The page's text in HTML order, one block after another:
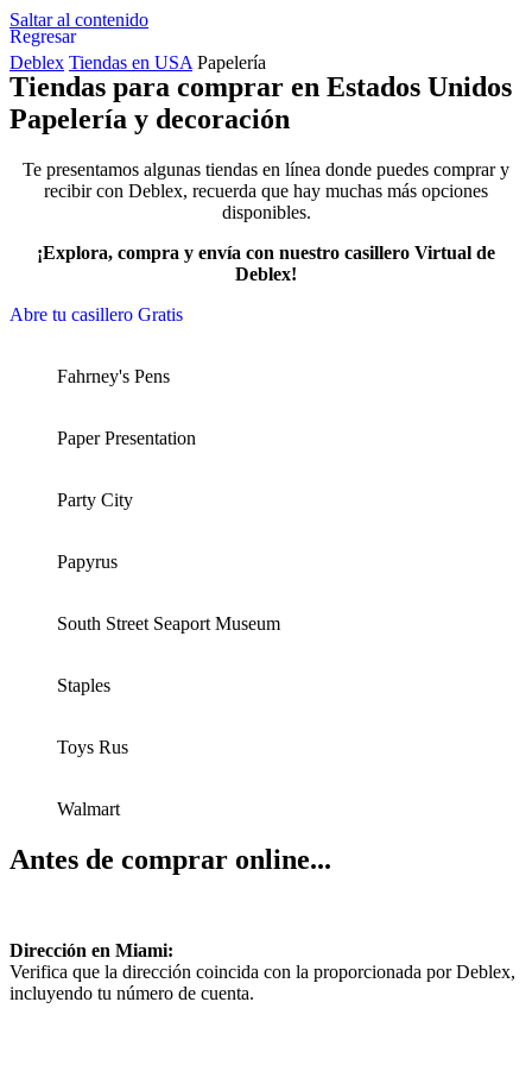
Saltar al contenido
Deblex Tiendas en USA Papelería
Regresar
Tiendas para comprar en Estados Unidos
Papelería y decoración
Te presentamos algunas tiendas en línea donde puedes comprar y
recibir con Deblex, recuerda que hay muchas más opciones
disponibles.
¡Explora, compra y envía con nuestro casillero Virtual de
Deblex!
Abre tu casillero Gratis
Fahrney's Pens
Paper Presentation
Party City
Papyrus
South Street Seaport Museum
Staples
Toys Rus
Walmart
Antes de comprar online...
Dirección en Miami:
Verifica que la dirección coincida con la proporcionada por Deblex,
incluyendo tu número de cuenta.